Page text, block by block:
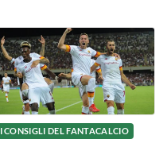
I CONSIGLI DEL FANTACALCIO